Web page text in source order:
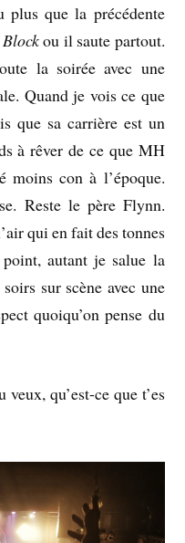
plus que la précédente
Blockou il saute partout.
la soirée avec une
Quand je vois ce que
que sa carrière est un
à rêver de ce que MH
con à l’époque.
Reste le père Flynn.
qui en fait des tonnes
autant je salue la
sur scène avec une
quoiqu’on pense du
qu’est-ce que t’es